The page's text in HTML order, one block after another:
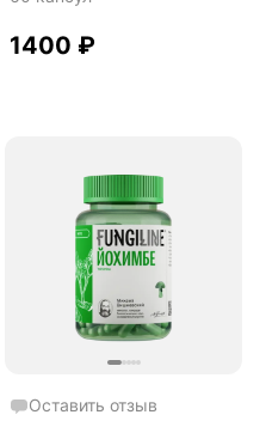
1400 ₽
Оставить отзыв